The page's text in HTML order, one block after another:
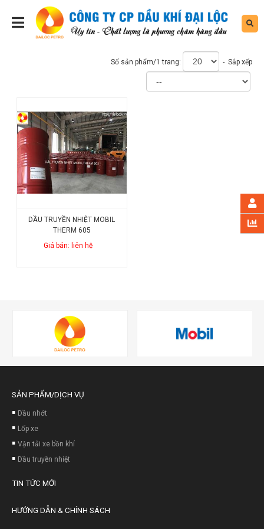
Số sản phẩm/1 trang: - Sắp xếp
DẦU TRUYỀN NHIỆT MOBIL
THERM 605
Giá bán: liên hệ
SẢN PHẨM/DỊCH VỤ
Dầu nhớt
Lốp xe
Vận tải xe bồn khí
Dầu truyền nhiệt
TIN TỨC MỚI
HƯỚNG DẪN & CHÍNH SÁCH